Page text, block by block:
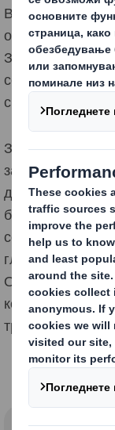
Во DS Smith ние
одржлива
За нас,
се балансираат
средина и нашите
Затоа, го
за добавувачи
добавувачи во
барања во
социјалниот и
глобален
Основниот
конвенциите на
трудот (ILO).